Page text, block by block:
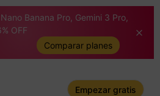
Banana Pro, Gemini 3 Pro,
OFF
Comparar planes
Empezar gratis